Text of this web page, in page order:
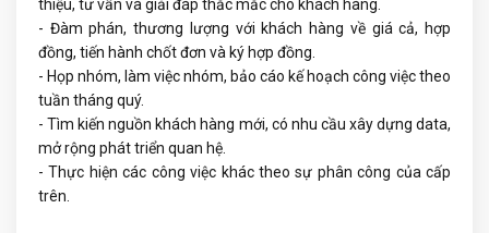
thiệu, tư vấn và giải đáp thắc mắc cho khách hàng.
- Đàm phán, thương lượng với khách hàng về giá cả, hợp
đồng, tiến hành chốt đơn và ký hợp đồng.
- Họp nhóm, làm việc nhóm, bảo cáo kế hoạch công việc theo
tuần tháng quý.
- Tìm kiến nguồn khách hàng mới, có nhu cầu xây dựng data,
mở rộng phát triển quan hệ.
- Thực hiện các công việc khác theo sự phân công của cấp
trên.